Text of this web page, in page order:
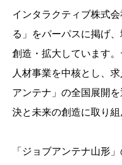
インタラクティブ株式
る」をパーパスに掲げ
創造・拡大しています
人材事業を中核とし、
アンテナ」の全国展開
決と未来の創造に取り組
「ジョブアンテナ山形